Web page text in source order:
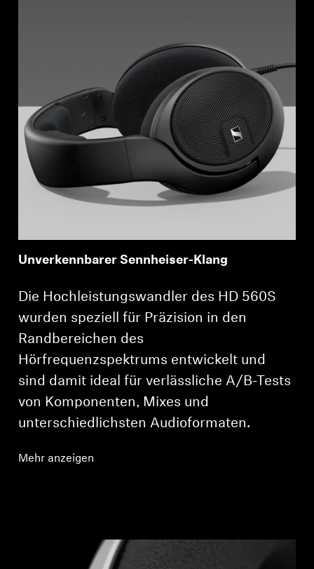
Unverkennbarer Sennheiser-Klang
Die Hochleistungswandler des HD 560S
wurden speziell für Präzision in den
Randbereichen des
Hörfrequenzspektrums entwickelt und
sind damit ideal für verlässliche A/B-Tests
von Komponenten, Mixes und
unterschiedlichsten Audioformaten.
Mehr anzeigen